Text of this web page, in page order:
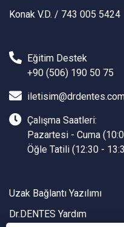
Konak V.D. / 743 005 5424
Eğitim Destek
+90 (506) 190 50 75
Çalışma Saatleri:
Pazartesi - Cuma
Öğle Tatili (12:30 -
Uzak Bağlantı Yazılımı
Dr.DENTES Yardım